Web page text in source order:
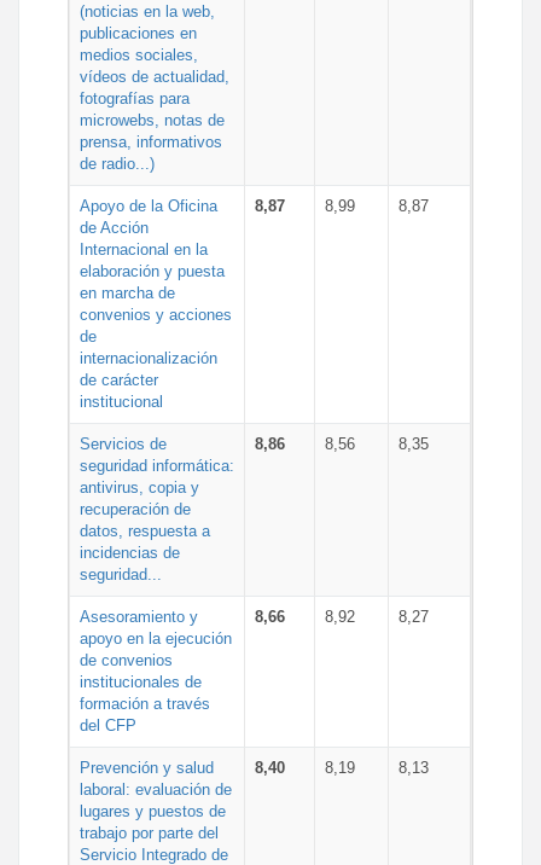
(noticias en la web,
publicaciones en
medios sociales,
vídeos de actualidad,
fotografías para
microwebs, notas de
prensa, informativos
de radio...)
Apoyo de la Oficina
de Acción
Internacional en la
elaboración y puesta
en marcha de
convenios y acciones
de
internacionalización
de carácter
institucional
8,87 8,99 8,87
Servicios de
seguridad informática:
antivirus, copia y
recuperación de
datos, respuesta a
incidencias de
seguridad...
8,86 8,56 8,35
Asesoramiento y
apoyo en la ejecución
de convenios
institucionales de
formación a través
del CFP
8,66 8,92 8,27
Prevención y salud
laboral: evaluación de
lugares y puestos de
trabajo por parte del
Servicio Integrado de
8,40 8,19 8,13